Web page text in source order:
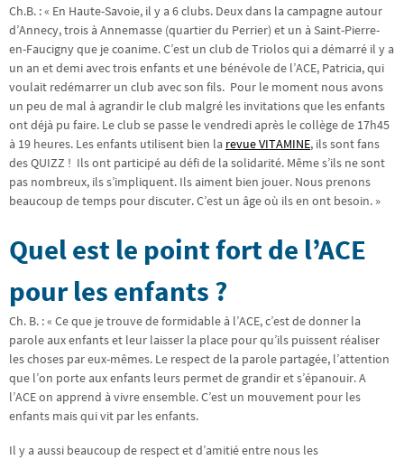
Ch.B. : « En Haute-Savoie, il y a 6 clubs. Deux dans la campagne autour
d’Annecy, trois à Annemasse (quartier du Perrier) et un à Saint-Pierre-
en-Faucigny que je coanime. C’est un club de Triolos qui a démarré il y a
un an et demi avec trois enfants et une bénévole de l’ACE, Patricia, qui
voulait redémarrer un club avec son fils. Pour le moment nous avons
un peu de mal à agrandir le club malgré les invitations que les enfants
ont déjà pu faire. Le club se passe le vendredi après le collège de 17h45
à 19 heures. Les enfants utilisent bien la revue VITAMINE, ils sont fans
des QUIZZ ! Ils ont participé au défi de la solidarité. Même s’ils ne sont
pas nombreux, ils s’impliquent. Ils aiment bien jouer. Nous prenons
beaucoup de temps pour discuter. C’est un âge où ils en ont besoin. »
Quel est le point fort de l’ACE
pour les enfants ?
Ch. B. : « Ce que je trouve de formidable à l’ACE, c’est de donner la
parole aux enfants et leur laisser la place pour qu’ils puissent réaliser
les choses par eux-mêmes. Le respect de la parole partagée, l’attention
que l’on porte aux enfants leurs permet de grandir et s’épanouir. A
l’ACE on apprend à vivre ensemble. C’est un mouvement pour les
enfants mais qui vit par les enfants.
Il y a aussi beaucoup de respect et d’amitié entre nous les